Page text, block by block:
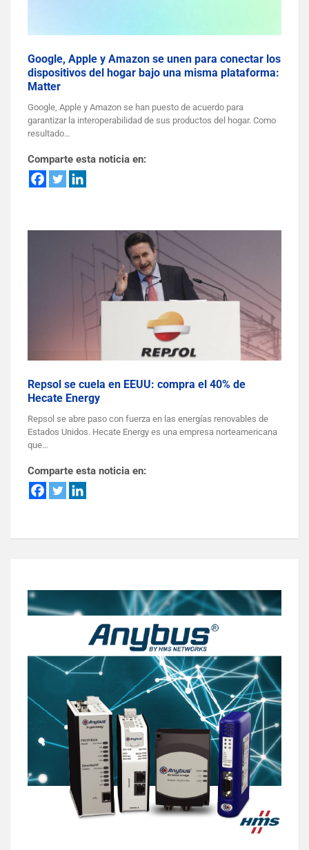
Google, Apple y Amazon se unen para conectar los
dispositivos del hogar bajo una misma plataforma:
Matter
Google, Apple y Amazon se han puesto de acuerdo para
garantizar la interoperabilidad de sus productos del hogar. Como
resultado…
Comparte esta noticia en:
Repsol se cuela en EEUU: compra el 40% de
Hecate Energy
Repsol se abre paso con fuerza en las energías renovables de
Estados Unidos. Hecate Energy es una empresa norteamericana
que…
Comparte esta noticia en: